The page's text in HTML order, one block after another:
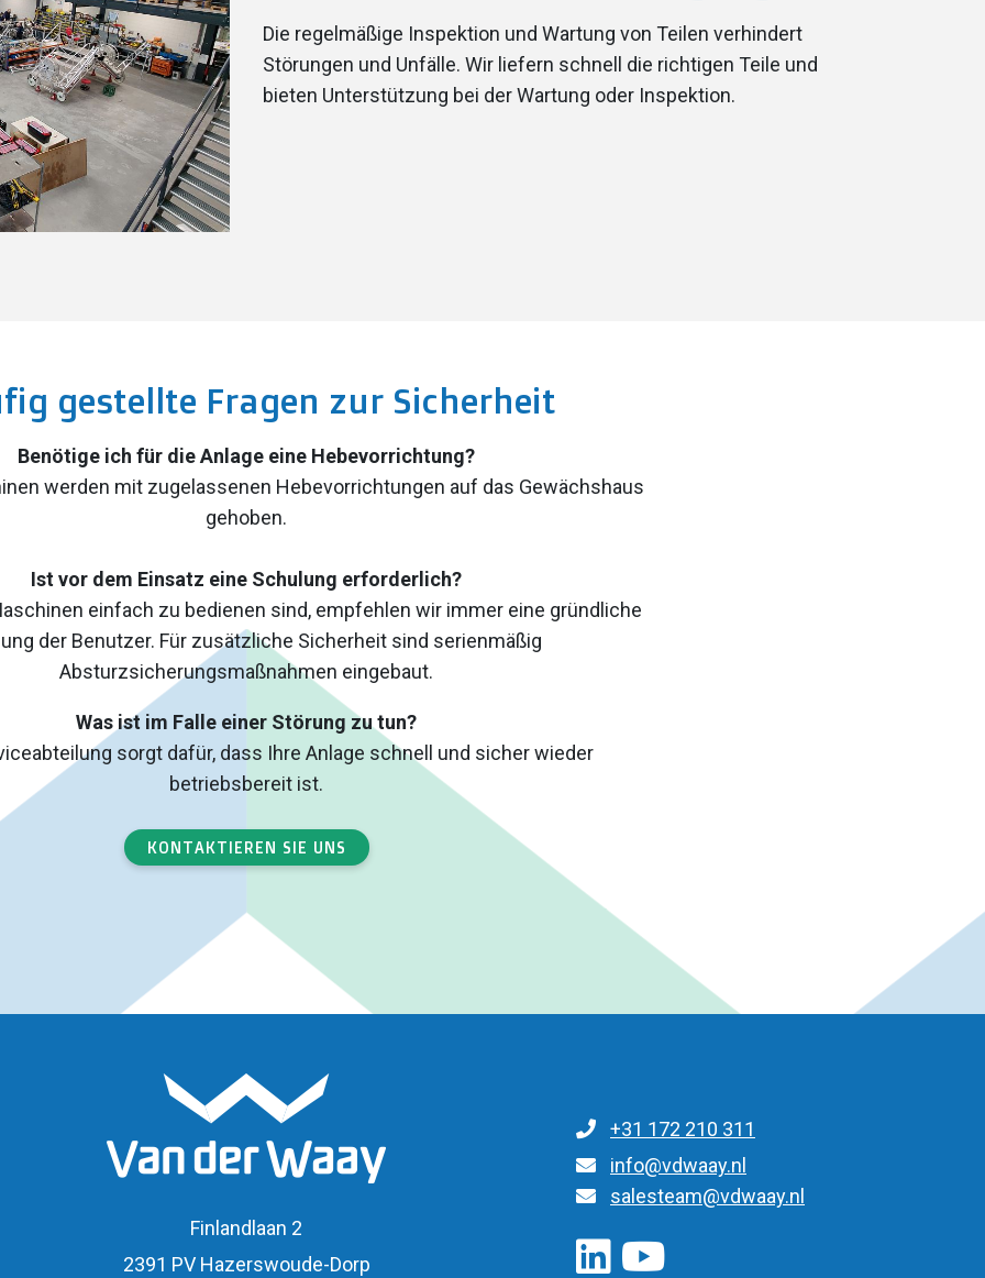
Die regelmäßige Inspektion und Wartung von Teilen verhindert
Störungen und Unfälle. Wir liefern schnell die richtigen Teile und
bieten Unterstützung bei der Wartung oder Inspektion.
gestellte Fragen zur Sicherheit
Benötige ich für die Anlage eine Hebevorrichtung?
werden mit zugelassenen Hebevorrichtungen auf das Gewächshaus
gehoben.
Ist vor dem Einsatz eine Schulung erforderlich?
einfach zu bedienen sind, empfehlen wir immer eine gründliche
der Benutzer. Für zusätzliche Sicherheit sind serienmäßig
Absturzsicherungsmaßnahmen eingebaut.
Was ist im Falle einer Störung zu tun?
sorgt dafür, dass Ihre Anlage schnell und sicher wieder
betriebsbereit ist.
KONTAKTIEREN SIE UNS
Finlandlaan 2
2391 PV Hazerswoude-Dorp
+31 172 210 311
für allgemeine Anfragen
info@vdwaay.nl
Für Anfragen über Teile/Bestellungen
salesteam@vdwaay.nl